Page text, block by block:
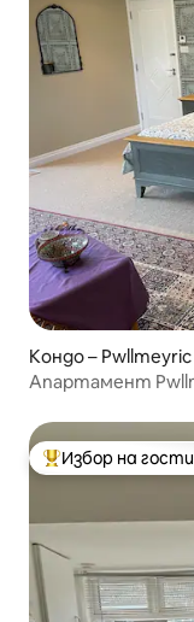
Кондо – Pwllmeyric
Апартамент
Най-популярен
Избор на